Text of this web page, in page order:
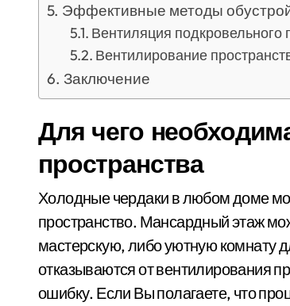
Эффективные методы
Вентиляция
Вентилирование
Заключение
Для чего
пространства
Холодные чердаки в любом доме
пространство. Мансардный этаж
мастерскую, либо уютную комнату
отказываются от вентилирования
ошибку. Если Вы полагаете, что